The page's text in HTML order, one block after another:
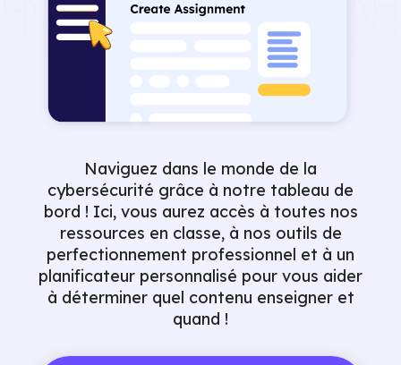
Naviguez dans le monde de la
cybersécurité grâce à notre tableau de
bord ! Ici, vous aurez accès à toutes nos
ressources en classe, à nos outils de
perfectionnement professionnel et à un
planificateur personnalisé pour vous aider
à déterminer quel contenu enseigner et
quand !